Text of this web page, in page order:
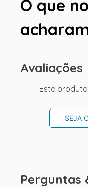
O que
Avaliações
Este
SEJA
Perguntas